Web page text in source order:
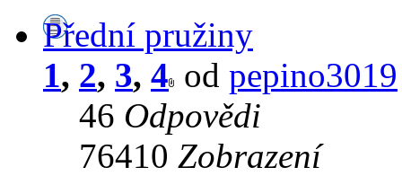
Přední pružiny
1, 2, 3, 4 od pepino3019
46 Odpovědi
76410 Zobrazení